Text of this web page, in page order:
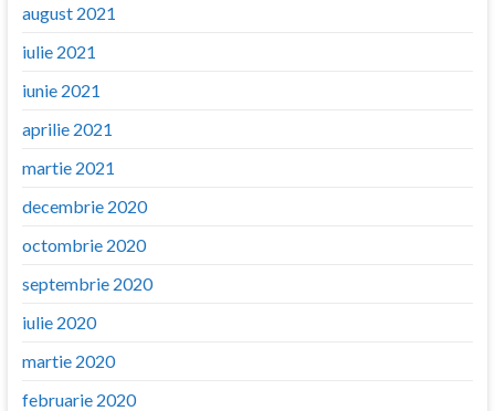
august 2021
iulie 2021
iunie 2021
aprilie 2021
martie 2021
decembrie 2020
octombrie 2020
septembrie 2020
iulie 2020
martie 2020
februarie 2020